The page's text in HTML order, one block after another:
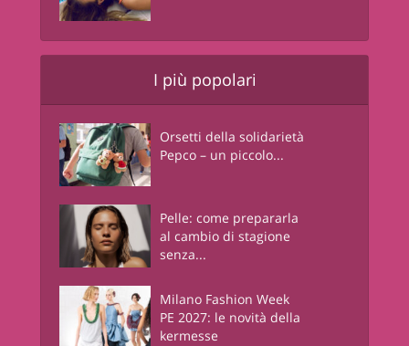
I più popolari
Orsetti della solidarietà
Pepco – un piccolo...
Pelle: come prepararla
al cambio di stagione
senza...
Milano Fashion Week
PE 2027: le novità della
kermesse